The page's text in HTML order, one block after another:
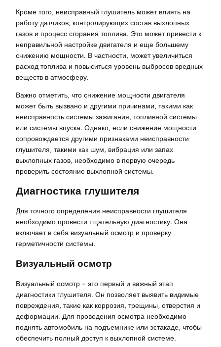
Кроме того, неисправный глушитель может влиять на
работу датчиков, контролирующих состав выхлопных
газов и процесс сгорания топлива. Это может привести к
неправильной настройке двигателя и еще большему
снижению мощности. В частности, может увеличиться
расход топлива и повыситься уровень выбросов вредных
веществ в атмосферу.
Важно отметить, что снижение мощности двигателя
может быть вызвано и другими причинами, такими как
неисправность системы зажигания, топливной системы
или системы впуска. Однако, если снижение мощности
сопровождается другими признаками неисправности
глушителя, такими как шум, вибрация или запах
выхлопных газов, необходимо в первую очередь
проверить состояние выхлопной системы.
Диагностика глушителя
Для точного определения неисправности глушителя
необходимо провести тщательную диагностику. Она
включает в себя визуальный осмотр и проверку
герметичности системы.
Визуальный осмотр
Визуальный осмотр – это первый и важный этап
диагностики глушителя. Он позволяет выявить видимые
повреждения, такие как коррозия, трещины, отверстия и
деформации. Для проведения осмотра необходимо
поднять автомобиль на подъемнике или эстакаде, чтобы
обеспечить полный доступ к выхлопной системе.